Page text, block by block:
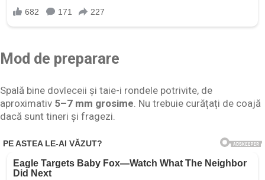
Mod de preparare
Spală bine dovleceii și taie-i rondele potrivite, de
aproximativ 5–7 mm grosime . Nu trebuie curățați de coajă
dacă sunt tineri și fragezi.